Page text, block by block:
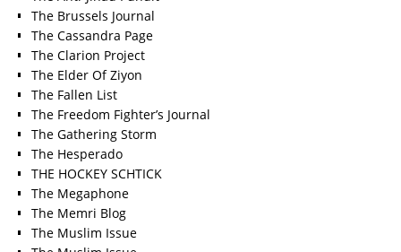
The Brussels Journal
The Cassandra Page
The Clarion Project
The Elder Of Ziyon
The Fallen List
The Freedom Fighter’s Journal
The Gathering Storm
The Hesperado
THE HOCKEY SCHTICK
The Megaphone
The Memri Blog
The Muslim Issue